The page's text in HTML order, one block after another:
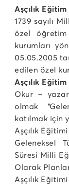
Aşçılık
1739 sayılı
özel
kurumları
05.05.2005
edilen özel
Aşçılık
Okur –
olmak
katılmak için
Aşçılık
Geleneksel
Süresi Milli
Olarak
Aşçılık